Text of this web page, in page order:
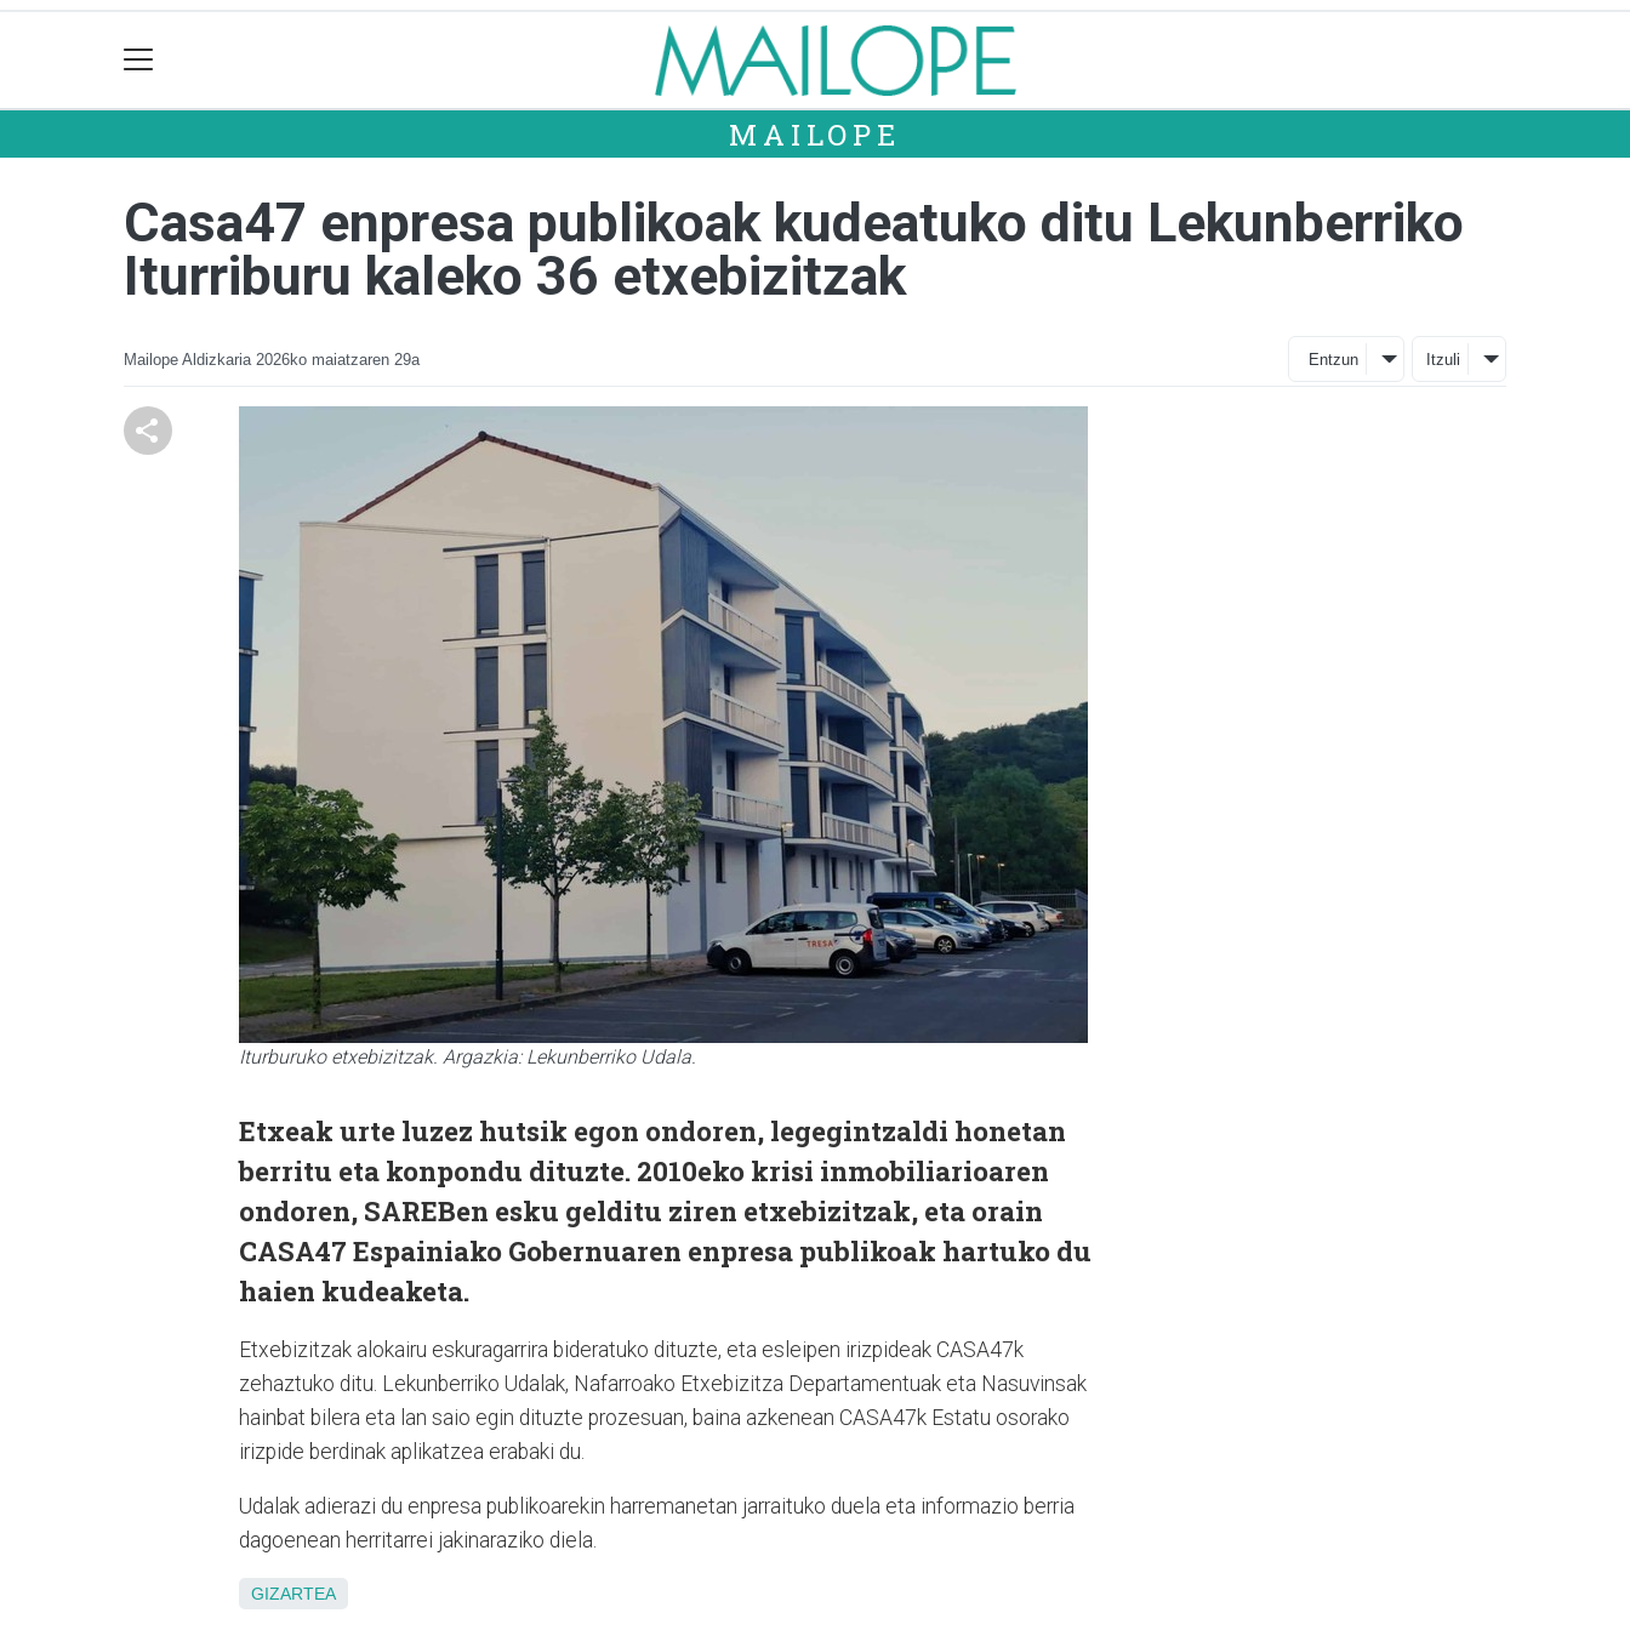
MAILOPE
Casa47 enpresa publikoak kudeatuko ditu Lekunberriko
Iturriburu kaleko 36 etxebizitzak
Mailope Aldizkaria 2026ko maiatzaren 29a Entzun Itzuli
Iturburuko etxebizitzak. Argazkia: Lekunberriko Udala.
Etxeak urte luzez hutsik egon ondoren, legegintzaldi honetan
berritu eta konpondu dituzte. 2010eko krisi inmobiliarioaren
ondoren, SAREBen esku gelditu ziren etxebizitzak, eta orain
CASA47 Espainiako Gobernuaren enpresa publikoak hartuko du
haien kudeaketa.
Etxebizitzak alokairu eskuragarrira bideratuko dituzte, eta esleipen irizpideak CASA47k
zehaztuko ditu. Lekunberriko Udalak, Nafarroako Etxebizitza Departamentuak eta Nasuvinsak
hainbat bilera eta lan saio egin dituzte prozesuan, baina azkenean CASA47k Estatu osorako
irizpide berdinak aplikatzea erabaki du.
Udalak adierazi du enpresa publikoarekin harremanetan jarraituko duela eta informazio berria
dagoenean herritarrei jakinaraziko diela.
GIZARTEA